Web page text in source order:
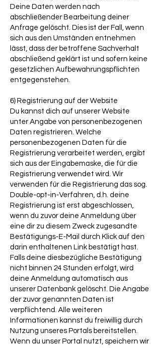
Deine Daten werden nach
abschließender Bearbeitung deiner
Anfrage gelöscht. Dies ist der Fall, wenn
sich aus den Umständen entnehmen
lässt, dass der betroffene Sachverhalt
abschließend geklärt ist und sofern keine
gesetzlichen Aufbewahrungspflichten
entgegenstehen.
6) Registrierung auf der Website
Du kannst dich auf unserer Website
unter Angabe von personenbezogenen
Daten registrieren. Welche
personenbezogenen Daten für die
Registrierung verarbeitet werden, ergibt
sich aus der Eingabemaske, die für die
Registrierung verwendet wird. Wir
verwenden für die Registrierung das sog.
Double-opt-in-Verfahren, d.h. deine
Registrierung ist erst abgeschlossen,
wenn du zuvor deine Anmeldung über
eine dir zu diesem Zweck zugesandte
Bestätigungs-E-Mail durch Klick auf den
darin enthaltenen Link bestätigt hast.
Falls deine diesbezügliche Bestätigung
nicht binnen 24 Stunden erfolgt, wird
deine Anmeldung automatisch aus
unserer Datenbank gelöscht. Die Angabe
der zuvor genannten Daten ist
verpflichtend. Alle weiteren
Informationen kannst du freiwillig durch
Nutzung unseres Portals bereitstellen.
Wenn du unser Portal nutzt, speichern wir